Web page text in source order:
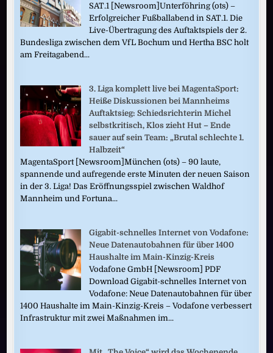
SAT.1 [Newsroom]Unterföhring (ots) –
Erfolgreicher Fußballabend in SAT.1. Die
Live-Übertragung des Auftaktspiels der 2.
Bundesliga zwischen dem VfL Bochum und Hertha BSC holt
am Freitagabend...
3. Liga komplett live bei MagentaSport:
Heiße Diskussionen bei Mannheims
Auftaktsieg: Schiedsrichterin Michel
selbstkritisch, Klos zieht Hut – Ende
sauer auf sein Team: „Brutal schlechte 1.
Halbzeit“
MagentaSport [Newsroom]München (ots) – 90 laute,
spannende und aufregende erste Minuten der neuen Saison
in der 3. Liga! Das Eröffnungsspiel zwischen Waldhof
Mannheim und Fortuna...
Gigabit-schnelles Internet von Vodafone:
Neue Datenautobahnen für über 1400
Haushalte im Main-Kinzig-Kreis
Vodafone GmbH [Newsroom] PDF
Download Gigabit-schnelles Internet von
Vodafone: Neue Datenautobahnen für über
1400 Haushalte im Main-Kinzig-Kreis – Vodafone verbessert
Infrastruktur mit zwei Maßnahmen im...